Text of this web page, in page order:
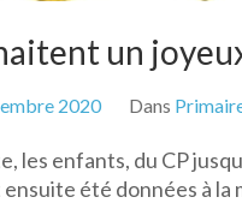
un
2020 Dans
les enfants, du CP
été données à